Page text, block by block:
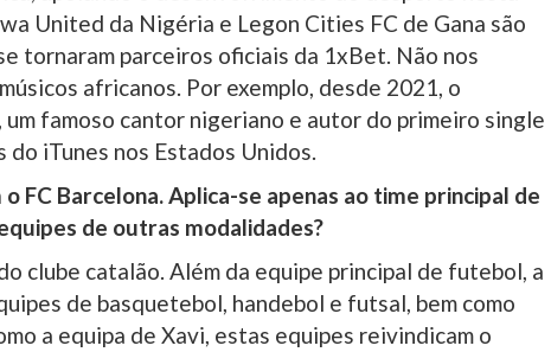
United da Nigéria e Legon Cities FC de Gana são
tornaram parceiros oficiais da 1xBet. Não nos
africanos. Por exemplo, desde 2021, o
um famoso cantor nigeriano e autor do primeiro single
iTunes nos Estados Unidos.
FC Barcelona. Aplica-se apenas ao time principal de
de outras modalidades?
clube catalão. Além da equipe principal de futebol, a
de basquetebol, handebol e futsal, bem como
a equipa de Xavi, estas equipes reivindicam o